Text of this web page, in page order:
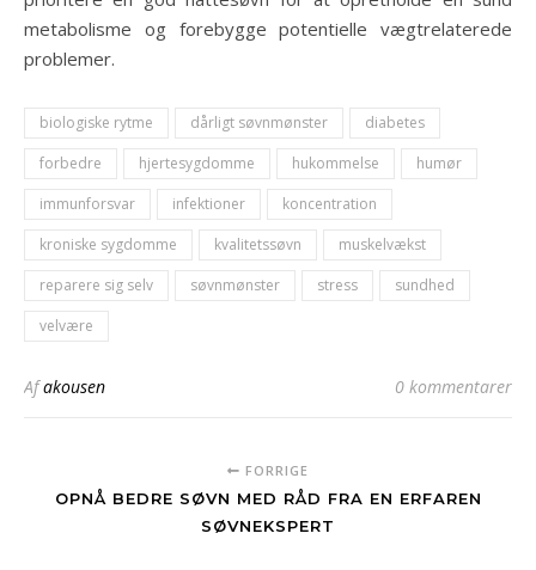
metabolisme og forebygge potentielle vægtrelaterede
problemer.
biologiske rytme dårligt søvnmønster
diabetes
forbedre
hjertesygdomme hukommelse
humør
immunforsvar
infektioner
koncentration
kroniske sygdomme
kvalitetssøvn
muskelvækst
reparere sig selv
søvnmønster stress
sundhed
velvære
Afakousen 0 kommentarer
FORRIGE
OPNÅ BEDRE SØVN MED RÅD FRA EN ERFAREN
SØVNEKSPERT